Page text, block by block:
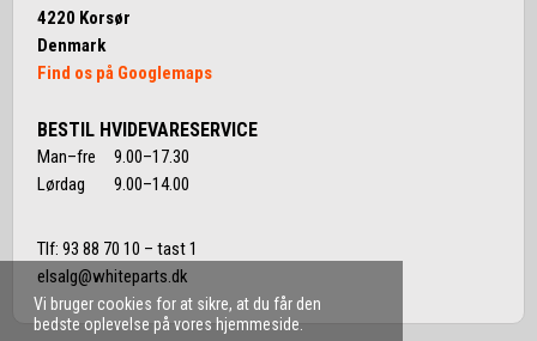
Vi bruger cookies for at sikre, at du får den
bedste oplevelse på vores hjemmeside.
4220 Korsør
Denmark
Find os på Googlemaps
BESTIL HVIDEVARESERVICE
Man–fre 9.00–17.30
Lørdag 9.00–14.00
Tlf: 93 88 70 10 – tast 1
elsalg@whiteparts.dk